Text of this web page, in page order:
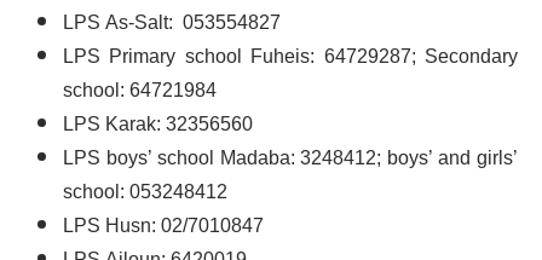
LPS As-Salt: 053554827
LPS Primary school Fuheis: 64729287; Secondary
school: 64721984
LPS Karak:32356560
LPS boys’ school Madaba: 3248412; boys’ and girls’
school: 053248412
LPS Husn: 02/7010847